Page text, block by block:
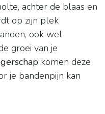
achter de blaas en
op zijn plek
ook wel
groei van je
komen deze
je bandenpijn kan